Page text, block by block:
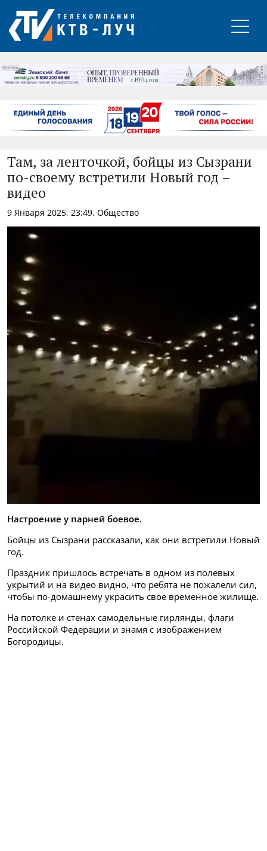
РЕКЛАМА
Там, за ленточкой, бойцы из Сызрани
по-своему встретили Новый год –
видео
9 Января 2025, 23:49, Общество
Настроение у парней боевое.
Бойцы из Сызрани рассказали, как они встретили Новый
год.
Праздник пришлось встречать в одном из полевых
укрытий и на видео видно, что ребята не пожалели сил,
чтобы по-домашнему украсить свое временное жилище.
На потолке и стенах самодельные гирлянды, флаги
Российской Федерации и знамя с изображением
Богородицы.